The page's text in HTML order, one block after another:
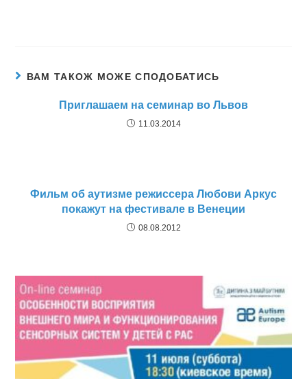
ВАМ ТАКОЖ МОЖЕ СПОДОБАТИСЬ
Приглашаем на семинар во Львов
11.03.2014
Фильм об аутизме режиссера Любови Аркус
покажут на фестивале в Венеции
08.08.2012